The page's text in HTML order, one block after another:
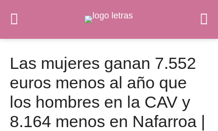
Las mujeres ganan 7.552
euros menos al año que
los hombres en la CAV y
8.164 menos en Nafarroa |